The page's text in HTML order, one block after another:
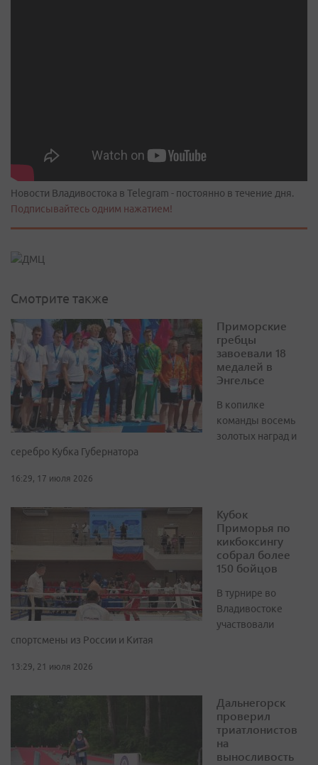
Новости Владивостока в Telegram - постоянно в течение дня.
Подписывайтесь одним нажатием!
Смотрите также
Приморские
гребцы
завоевали 18
медалей в
Энгельсе
В копилке
команды восемь
золотых наград и
серебро Кубка Губернатора
16:29, 17 июля 2026
Кубок
Приморья по
кикбоксингу
собрал более
150 бойцов
В турнире во
Владивостоке
участвовали
спортсмены из России и Китая
13:29, 21 июля 2026
Дальнегорск
проверил
триатлонистов
на
выносливость